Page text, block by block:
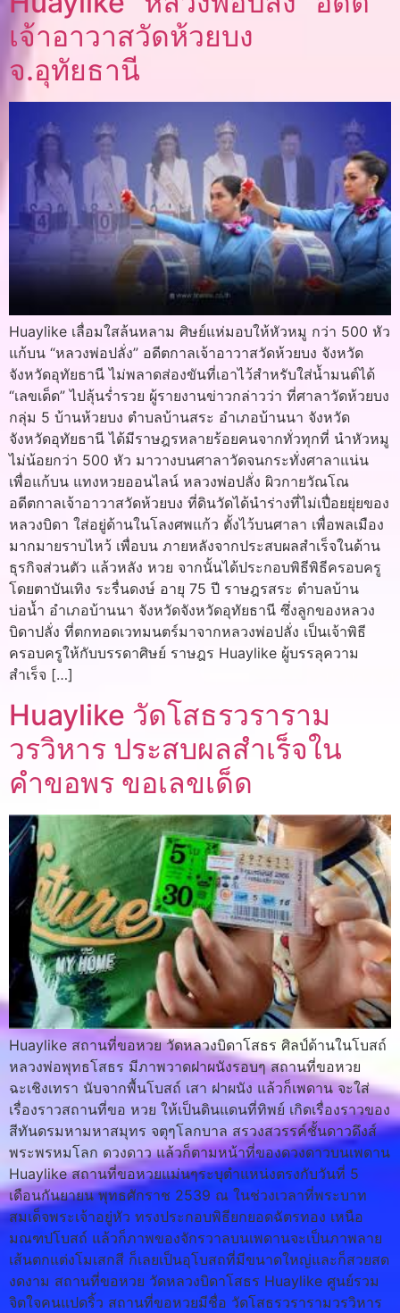
เจ้าอาวาสวัดห้วยบง
จ.อุทัยธานี
Huaylike เลื่อมใสล้นหลาม ศิษย์แห่มอบให้หัวหมู กว่า 500 หัว
แก้บน “หลวงพ่อปลั่ง” อดีตกาลเจ้าอาวาสวัดห้วยบง จังหวัด
จังหวัดอุทัยธานี ไม่พลาดส่องขันที่เอาไว้สำหรับใส่น้ำมนต์ได้
“เลขเด็ด” ไปลุ้นร่ำรวย ผู้รายงานข่าวกล่าวว่า ที่ศาลาวัดห้วยบง
กลุ่ม 5 บ้านห้วยบง ตำบลบ้านสระ อำเภอบ้านนา จังหวัด
จังหวัดอุทัยธานี ได้มีราษฎรหลายร้อยคนจากทั่วทุกที่ นำหัวหมู
ไม่น้อยกว่า 500 หัว มาวางบนศาลาวัดจนกระทั่งศาลาแน่น
เพื่อแก้บน แทงหวยออนไลน์ หลวงพ่อปลั่ง ผิวกายวัณโณ
อดีตกาลเจ้าอาวาสวัดห้วยบง ที่ดินวัดได้นำร่างที่ไม่เปื่อยยุ่ยของ
หลวงบิดา ใส่อยู่ด้านในโลงศพแก้ว ตั้งไว้บนศาลา เพื่อพลเมือง
มากมายราบไหว้ เพื่อบน ภายหลังจากประสบผลสำเร็จในด้าน
ธุรกิจส่วนตัว แล้วหลัง หวย จากนั้นได้ประกอบพิธีพิธีครอบครู
โดยตาบันเทิง ระรื่นดงษ์ อายุ 75 ปี ราษฎรสระ ตำบลบ้าน
บ่อน้ำ อำเภอบ้านนา จังหวัดจังหวัดอุทัยธานี ซึ่งลูกของหลวง
บิดาปลั่ง ที่ตกทอดเวทมนตร์มาจากหลวงพ่อปลั่ง เป็นเจ้าพิธี
ครอบครูให้กับบรรดาศิษย์ ราษฎร Huaylike ผู้บรรลุความ
สำเร็จ […]
Huaylike วัดโสธรวราราม
วรวิหาร ประสบผลสำเร็จใน
คำขอพร ขอเลขเด็ด
Huaylike สถานที่ขอหวย วัดหลวงบิดาโสธร ศิลป์ด้านในโบสถ์
หลวงพ่อพุทธโสธร มีภาพวาดฝาผนังรอบๆ สถานที่ขอหวย
ฉะเชิงเทรา นับจากพื้นโบสถ์ เสา ฝาผนัง แล้วก็เพดาน จะใส่
เรื่องราวสถานที่ขอ หวย ให้เป็นดินแดนที่ทิพย์ เกิดเรื่องราวของ
สีทันดรมหามหาสมุทร จตุๆโลกบาล สรวงสวรรค์ชั้นดาวดึงส์
พระพรหมโลก ดวงดาว แล้วก็ตามหน้าที่ของดวงดาวบนเพดาน
Huaylike สถานที่ขอหวยแม่นๆระบุตำแหน่งตรงกับวันที่ 5
เดือนกันยายน พุทธศักราช 2539 ณ ในช่วงเวลาที่พระบาท
สมเด็จพระเจ้าอยู่หัว ทรงประกอบพิธียกยอดฉัตรทอง เหนือ
มณฑปโบสถ์ แล้วก็ภาพของจักรวาลบนเพดานจะเป็นภาพลาย
เส้นตกแต่งโมเสกสี ก็เลยเป็นอุโบสถที่มีขนาดใหญ่และก็สวยสด
งดงาม สถานที่ขอหวย วัดหลวงบิดาโสธร Huaylike ศูนย์รวม
จิตใจคนแปดริ้ว สถานที่ขอหวยมีชื่อ วัดโสธรวรารามวรวิหาร